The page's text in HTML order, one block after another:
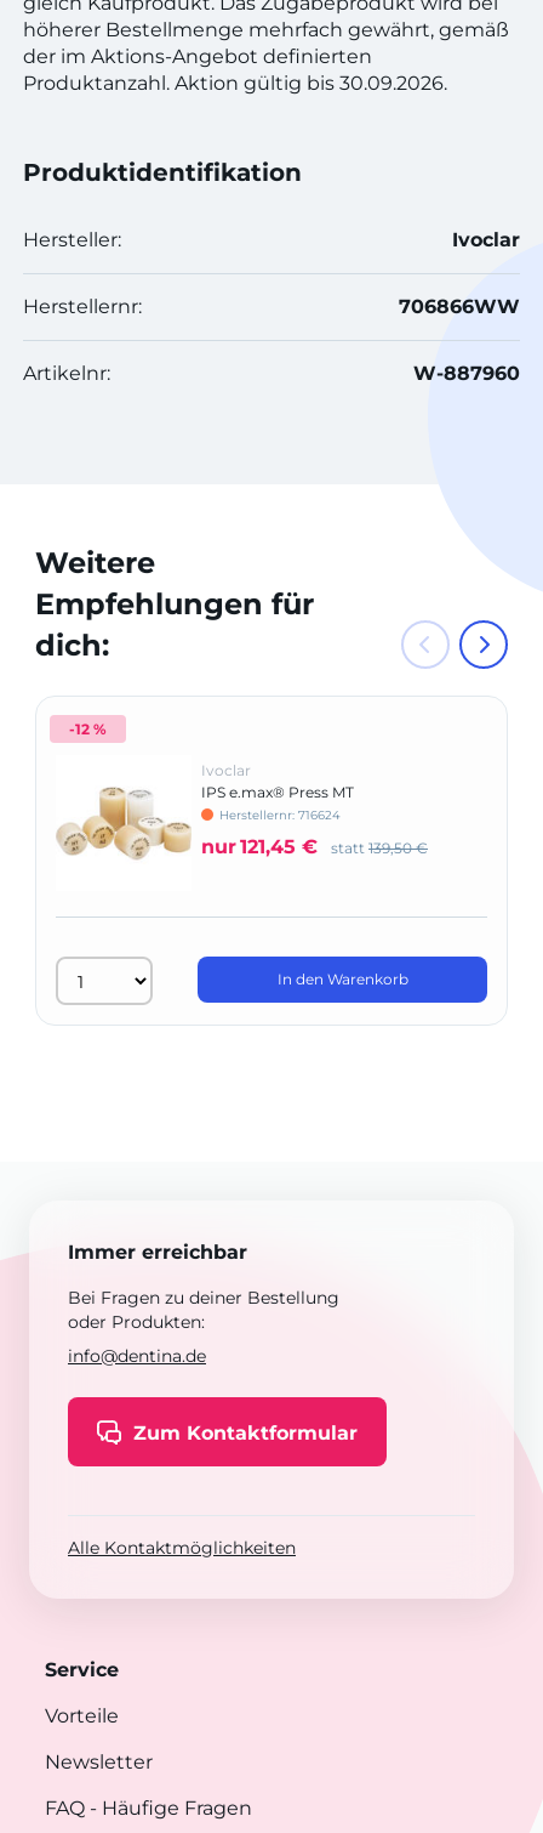
höherer Bestellmenge mehrfach gewährt, gemäß
der im Aktions-Angebot definierten
Produktanzahl. Aktion gültig bis 30.09.2026.
Produktidentifikation
Hersteller: Ivoclar
Herstellernr: 706866WW
Artikelnr: W-887960
Weitere
Empfehlungen für
dich:
-12 %
Ivoclar
IPS e.max® Press MT
Herstellernr: 716624
nur121,45 € statt 139,50 €
In den Warenkorb
Immer erreichbar
Bei Fragen zu deiner Bestellung
oder Produkten:
info@dentina.de
Zum Kontaktformular
Alle Kontaktmöglichkeiten
Service
Vorteile
Newsletter
FAQ - Häufige Fragen